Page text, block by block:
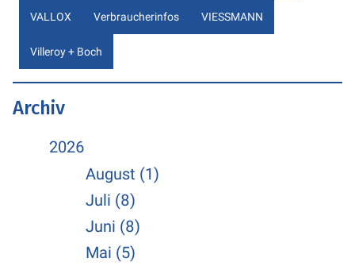
VALLOX Verbraucherinfos VIESSMANN
Villeroy + Boch
Archiv
2026
August (1)
Juli (8)
Juni (8)
Mai (5)